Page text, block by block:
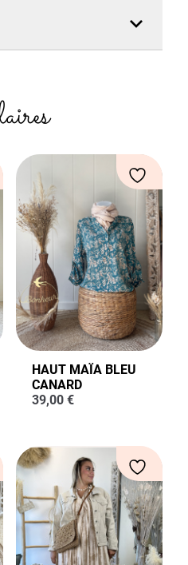
HAUT MAÏA BLEU
CANARD
39,00 €